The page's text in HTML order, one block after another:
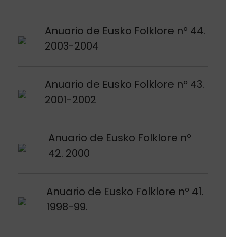
Anuario de Eusko Folklore nº 44.
2003-2004
Argitalpena ikusi
Anuario de Eusko Folklore nº 43.
2001-2002
Argitalpena ikusi
Anuario de Eusko Folklore nº
42. 2000
Argitalpena ikusi
Anuario de Eusko Folklore nº 41.
1998-99.
Argitalpena ikusi